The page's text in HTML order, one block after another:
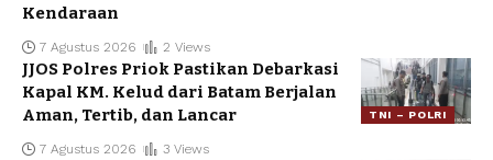
Kendaraan
7 Agustus 2026 2 Views
TNI – POLRI
JJOS Polres Priok Pastikan Debarkasi
Kapal KM. Kelud dari Batam Berjalan
Aman, Tertib, dan Lancar
7 Agustus 2026 3 Views